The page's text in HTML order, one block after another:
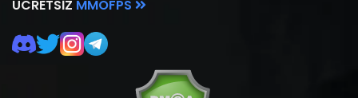
ÜCRETSIZ MMOFPS